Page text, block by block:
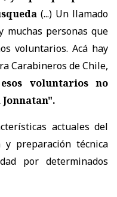
(...) Un llamado
muchas personas que
voluntarios. Acá hay
Carabineros de Chile,
voluntarios no
actuales del
preparación técnica
por determinados